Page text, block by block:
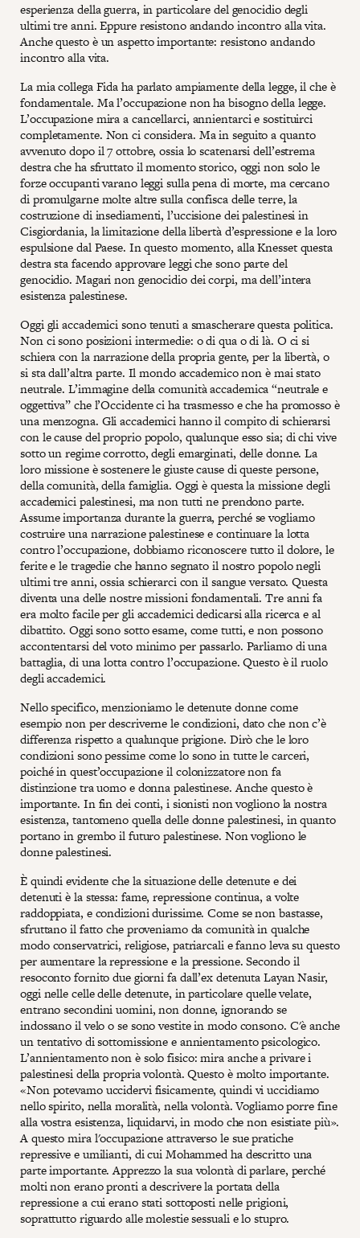
esperienza della guerra, in particolare del genocidio degli
ultimi tre anni. Eppure resistono andando incontro alla vita.
Anche questo è un aspetto importante: resistono andando
incontro alla vita.
La mia collega Fida ha parlato ampiamente della legge, il che è
fondamentale. Ma l’occupazione non ha bisogno della legge.
L’occupazione mira a cancellarci, annientarci e sostituirci
completamente. Non ci considera. Ma in seguito a quanto
avvenuto dopo il 7 ottobre, ossia lo scatenarsi dell’estrema
destra che ha sfruttato il momento storico, oggi non solo le
forze occupanti varano leggi sulla pena di morte, ma cercano
di promulgarne molte altre sulla confisca delle terre, la
costruzione di insediamenti, l’uccisione dei palestinesi in
Cisgiordania, la limitazione della libertà d’espressione e la loro
espulsione dal Paese. In questo momento, alla Knesset questa
destra sta facendo approvare leggi che sono parte del
genocidio. Magari non genocidio dei corpi, ma dell’intera
esistenza palestinese.
Oggi gli accademici sono tenuti a smascherare questa politica.
Non ci sono posizioni intermedie: o di qua o di là. O ci si
schiera con la narrazione della propria gente, per la libertà, o
si sta dall’altra parte. Il mondo accademico non è mai stato
neutrale. L’immagine della comunità accademica “neutrale e
oggettiva” che l’Occidente ci ha trasmesso e che ha promosso è
una menzogna. Gli accademici hanno il compito di schierarsi
con le cause del proprio popolo, qualunque esso sia; di chi vive
sotto un regime corrotto, degli emarginati, delle donne. La
loro missione è sostenere le giuste cause di queste persone,
della comunità, della famiglia. Oggi è questa la missione degli
accademici palestinesi, ma non tutti ne prendono parte.
Assume importanza durante la guerra, perché se vogliamo
costruire una narrazione palestinese e continuare la lotta
contro l’occupazione, dobbiamo riconoscere tutto il dolore, le
ferite e le tragedie che hanno segnato il nostro popolo negli
ultimi tre anni, ossia schierarci con il sangue versato. Questa
diventa una delle nostre missioni fondamentali. Tre anni fa
era molto facile per gli accademici dedicarsi alla ricerca e al
dibattito. Oggi sono sotto esame, come tutti, e non possono
accontentarsi del voto minimo per passarlo. Parliamo di una
battaglia, di una lotta contro l’occupazione. Questo è il ruolo
degli accademici.
Nello specifico, menzioniamo le detenute donne come
esempio non per descriverne le condizioni, dato che non c’è
differenza rispetto a qualunque prigione. Dirò che le loro
condizioni sono pessime come lo sono in tutte le carceri,
poiché in quest’occupazione il colonizzatore non fa
distinzione tra uomo e donna palestinese. Anche questo è
importante. In fin dei conti, i sionisti non vogliono la nostra
esistenza, tantomeno quella delle donne palestinesi, in quanto
portano in grembo il futuro palestinese. Non vogliono le
donne palestinesi.
È quindi evidente che la situazione delle detenute e dei
detenuti è la stessa: fame, repressione continua, a volte
raddoppiata, e condizioni durissime. Come se non bastasse,
sfruttano il fatto che proveniamo da comunità in qualche
modo conservatrici, religiose, patriarcali e fanno leva su questo
per aumentare la repressione e la pressione. Secondo il
resoconto fornito due giorni fa dall’ex detenuta Layan Nasir,
oggi nelle celle delle detenute, in particolare quelle velate,
entrano secondini uomini, non donne, ignorando se
indossano il velo o se sono vestite in modo consono. C'è anche
un tentativo di sottomissione e annientamento psicologico.
L’annientamento non è solo fisico: mira anche a privare i
palestinesi della propria volontà. Questo è molto importante.
«Non potevamo uccidervi fisicamente, quindi vi uccidiamo
nello spirito, nella moralità, nella volontà. Vogliamo porre fine
alla vostra esistenza, liquidarvi, in modo che non esistiate più».
A questo mira l'occupazione attraverso le sue pratiche
repressive e umilianti, di cui Mohammed ha descritto una
parte importante. Apprezzo la sua volontà di parlare, perché
molti non erano pronti a descrivere la portata della
repressione a cui erano stati sottoposti nelle prigioni,
soprattutto riguardo alle molestie sessuali e lo stupro.